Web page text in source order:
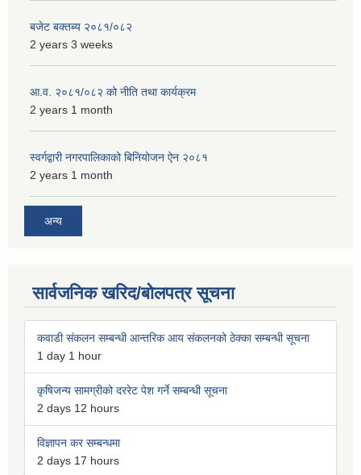
बजेट बक्तब्य २०८१/०८२
2 years 3 weeks
आ.व. २०८१/०८२ को नीति तथा कार्यक्रम
2 years 1 month
स्वर्गद्वारी नगरपालिकाको बिनियोजन ऐन २०८१
2 years 1 month
अन्य
सार्वजनिक खरिद/बोलपत्र सूचना
कवाडी संकलन सम्बन्धी आन्तरिक आय संकलनको ठेक्का सम्बन्धी सूचना
1 day 1 hour
कृषिजन्य सामग्रीको दररेट पेश गर्ने सम्बन्धी सूचना
2 days 12 hours
विज्ञापन कर सम्बन्धमा
2 days 17 hours